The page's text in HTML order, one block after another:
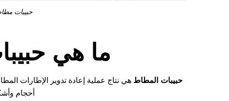
حبيبات
ما هي
حبيبات المطاط هي نتاج عملية إعادة تدوير الإطارات
أحجام